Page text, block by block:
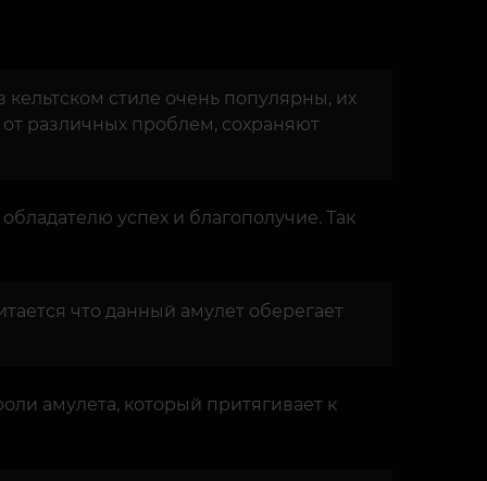
стиле очень популярны, их
различных проблем, сохраняют
успех и благополучие. Так
что данный амулет оберегает
амулета, который притягивает к